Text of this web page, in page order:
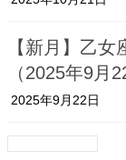
【新月】乙
（2025年9月
2025年9月22日